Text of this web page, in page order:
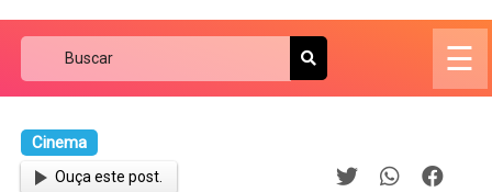
☰
Cinema
Ouça este post.